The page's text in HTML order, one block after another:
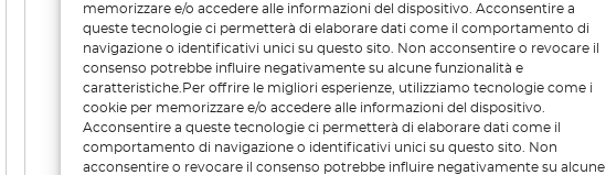
memorizzare e/o accedere alle informazioni del dispositivo. Acconsentire a
queste tecnologie ci permetterà di elaborare dati come il comportamento di
navigazione o identificativi unici su questo sito. Non acconsentire o revocare il
consenso potrebbe influire negativamente su alcune funzionalità e
caratteristiche.Per offrire le migliori esperienze, utilizziamo tecnologie come i
cookie per memorizzare e/o accedere alle informazioni del dispositivo.
Acconsentire a queste tecnologie ci permetterà di elaborare dati come il
comportamento di navigazione o identificativi unici su questo sito. Non
acconsentire o revocare il consenso potrebbe influire negativamente su alcune
Range Rover Classic Discovery
Versione dell’alloggiamento
dell’interruttore del finestrino
con interruttori di
Range Rover Classic LHD
Pannello interruttori
Tutti i colori MUC9330